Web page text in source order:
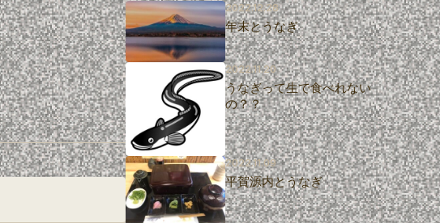
2022.12.28
年末とうなぎ
2022.11.20
うなぎって生で食べれない
の？？
2022.11.09
平賀源内とうなぎ